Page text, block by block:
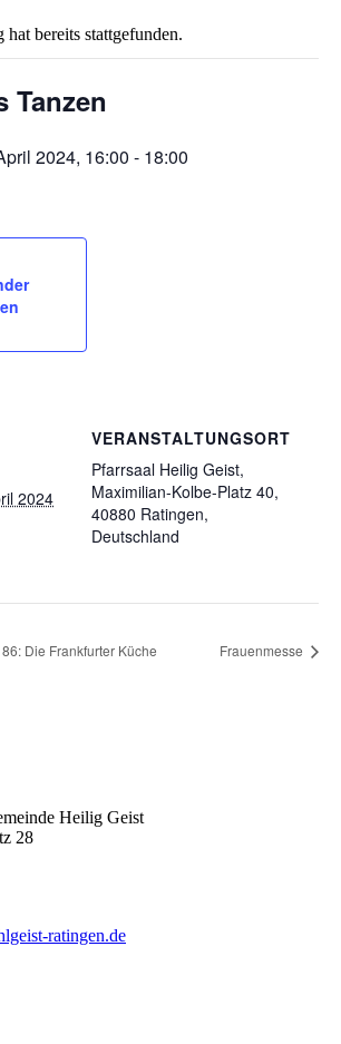
hat bereits stattgefunden.
Tanzen
2024, 16:00 - 18:00
2024
VERANSTALTUNGSORT
Pfarrsaal Heilig Geist,
Maximilian-Kolbe-Platz 40,
40880 Ratingen,
Deutschland
Die Frankfurter Küche Frauenmesse
Heilig Geist
28
ratingen.de